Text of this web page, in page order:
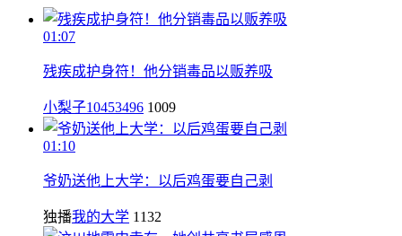
01:07
残疾成护身符！他分销毒品以贩养吸
小梨子10453496 1009
01:10
爷奶送他上大学：以后鸡蛋要自己剥
独播我的大学 1132